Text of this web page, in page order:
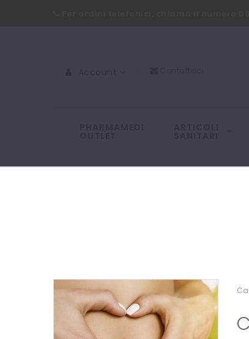
Per ordini telefonici, chiama il numero